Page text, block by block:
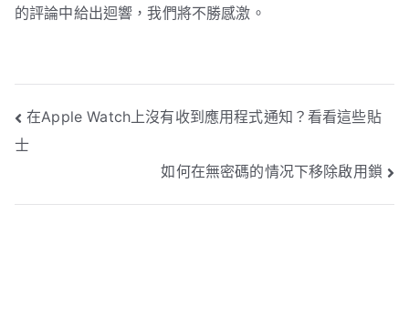
的評論中給出迴響，我們將不勝感激。
文
章
導
在Apple Watch上沒有收到應用程式通知？看看這些貼
士
如何在無密碼的情况下移除啟用鎖